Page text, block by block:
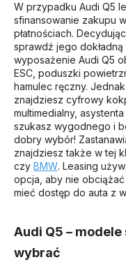
W przypadku Audi Q5
sfinansowanie zakupu
płatnościach.
sprawdź jego
wyposażenie Audi Q5
ESC, poduszki
hamulec ręczny.
znajdziesz cyfrowy
multimedialny,
szukasz wygodnego i
dobry wybór!
znajdziesz także w tej
czy BMW. Leasing
opcja, aby nie
mieć dostęp do auta z
Audi Q5 –
wybrać